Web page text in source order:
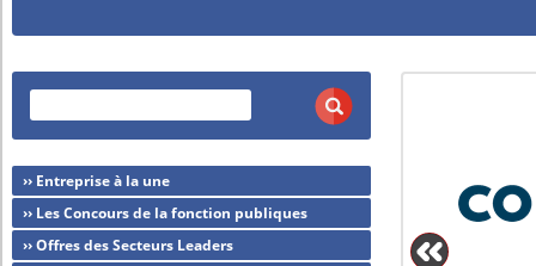
›› Entreprise à la une
›› Les Concours de la fonction publiques
›› Offres des Secteurs Leaders